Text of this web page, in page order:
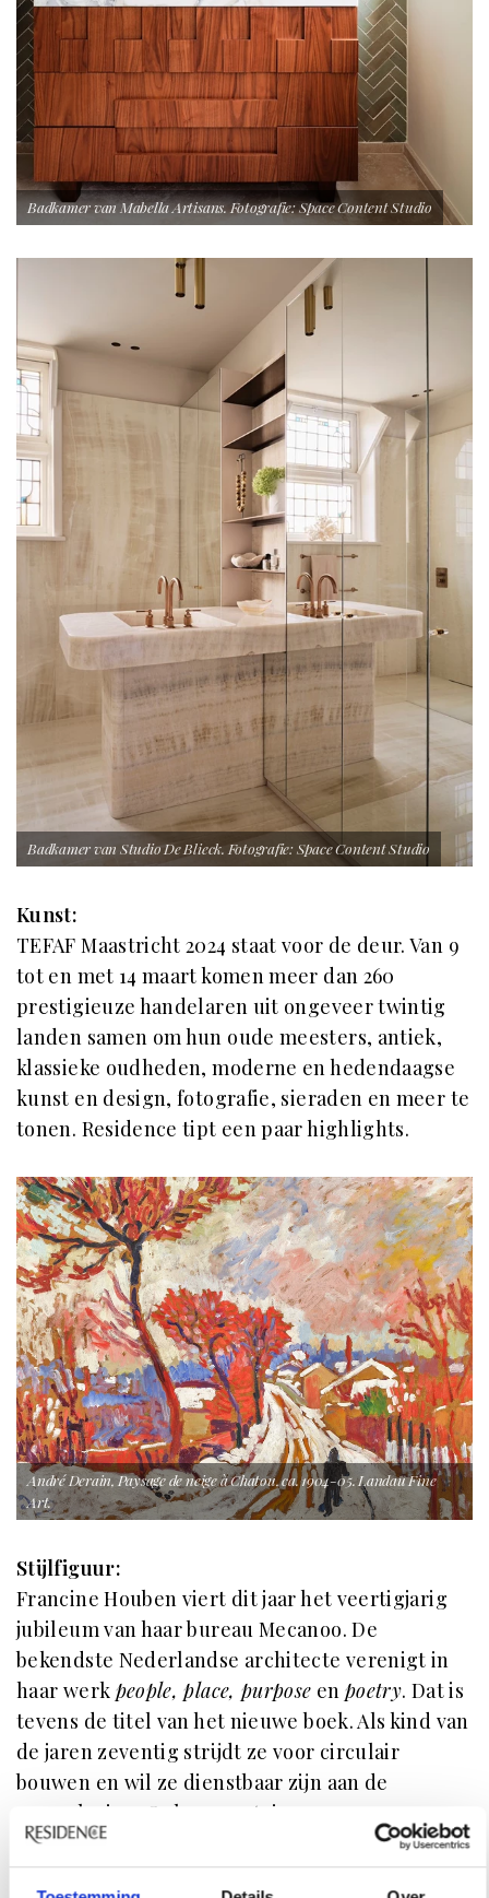
Badkamer van Mabella Artisans. Fotografie: Space Content Studio
Badkamer van Studio De Blieck. Fotografie: Space Content Studio
Kunst:
TEFAF Maastricht 2024 staat voor de deur. Van 9
tot en met 14 maart komen meer dan 260
prestigieuze handelaren uit ongeveer twintig
landen samen om hun oude meesters, antiek,
klassieke oudheden, moderne en hedendaagse
kunst en design, fotografie, sieraden en meer te
tonen. Residence tipt een paar highlights.
André Derain, Paysage de neige à Chatou, ca. 1904-05. Landau Fine
Art.
Stijlfiguur:
Francine Houben viert dit jaar het veertigjarig
jubileum van haar bureau Mecanoo. De
bekendste Nederlandse architecte verenigt in
haar werk people, place, purpose en poetry. Dat is
tevens de titel van het nieuwe boek. Als kind van
de jaren zeventig strijdt ze voor circulair
bouwen en wil ze dienstbaar zijn aan de
samenleving. Onlangs ontving ze een
koninklijke onderscheiding voor haar werk.